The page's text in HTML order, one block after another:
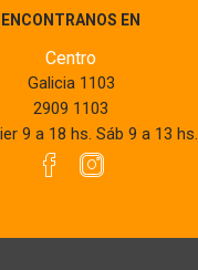
ENCONTRANOS EN
Centro
Galicia 1103
2909 1103
9 a 18 hs. Sáb 9 a 13 hs.